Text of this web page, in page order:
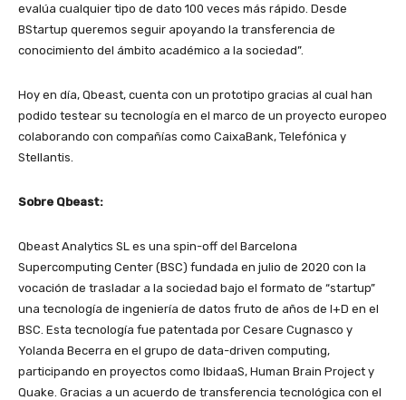
evalúa cualquier tipo de dato 100 veces más rápido. Desde
BStartup queremos seguir apoyando la transferencia de
conocimiento del ámbito académico a la sociedad”.
Hoy en día, Qbeast, cuenta con un prototipo gracias al cual han
podido testear su tecnología en el marco de un proyecto europeo
colaborando con compañías como CaixaBank, Telefónica y
Stellantis.
Sobre Qbeast:
Qbeast Analytics SL es una spin-off del Barcelona
Supercomputing Center (BSC) fundada en julio de 2020 con la
vocación de trasladar a la sociedad bajo el formato de “startup”
una tecnología de ingeniería de datos fruto de años de I+D en el
BSC. Esta tecnología fue patentada por Cesare Cugnasco y
Yolanda Becerra en el grupo de data-driven computing,
participando en proyectos como IbidaaS, Human Brain Project y
Quake. Gracias a un acuerdo de transferencia tecnológica con el